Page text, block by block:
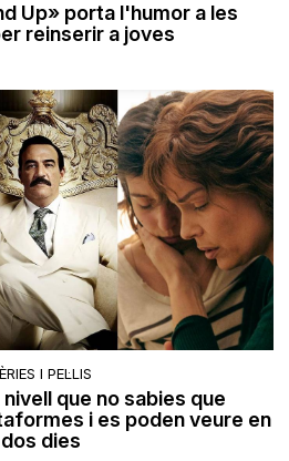
Up» porta l'humor a les
reinserir a joves
I PEL·LIS
que no sabies que
i es poden veure en
dos dies